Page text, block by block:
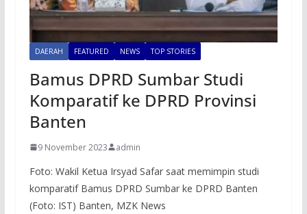
DAERAH FEATURED NEWS TOP STORIES
Bamus DPRD Sumbar Studi
Komparatif ke DPRD Provinsi
Banten
9 November 2023 admin
Foto: Wakil Ketua Irsyad Safar saat memimpin studi
komparatif Bamus DPRD Sumbar ke DPRD Banten
(Foto: IST) Banten, MZK News